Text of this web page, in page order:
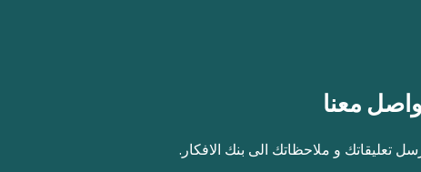
معنا
تعليقاتك و ملاحظاتك الى بنك الافكار.